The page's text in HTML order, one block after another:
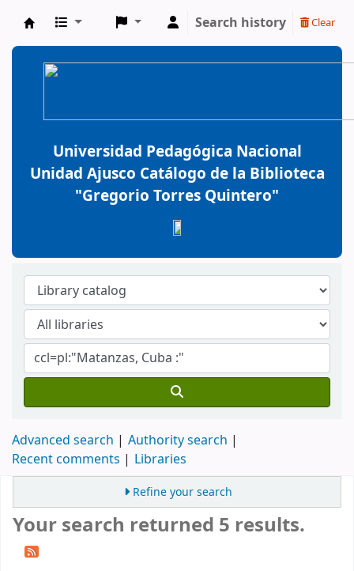
BiblioGTQ
Search history Clear
Universidad Pedagógica Nacional
Unidad Ajusco Catálogo de la Biblioteca
"Gregorio Torres Quintero"
Advanced search
Authority search
Recent comments
Libraries
Refine your search
Your search returned 5 results.